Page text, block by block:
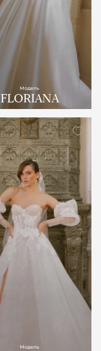
Модель
FLORIANA
Модель